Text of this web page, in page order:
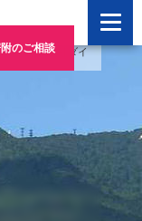
のご相談
業>株式会社ダイ